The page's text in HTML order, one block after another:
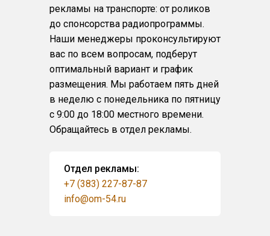
рекламы на транспорте: от роликов
до спонсорства радиопрограммы.
Наши менеджеры проконсультируют
вас по всем вопросам, подберут
оптимальный вариант и график
размещения. Мы работаем пять дней
в неделю с понедельника по пятницу
с 9:00 до 18:00 местного времени.
Обращайтесь в отдел рекламы.
Отдел рекламы:
+7 (383) 227-87-87
info@om-54.ru